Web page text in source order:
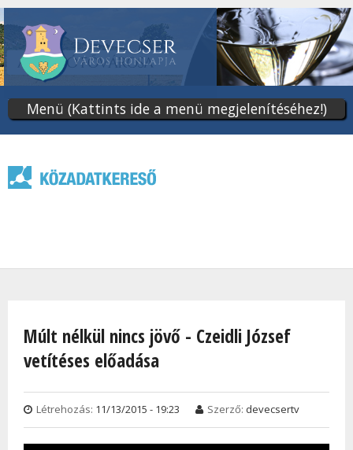
tartalomra
Menü (Kattints ide a menü megjelenítéséhez!)
Múlt nélkül nincs jövő - Czeidli József
vetítéses előadása
Létrehozás: 11/13/2015 - 19:23 Szerző: devecsertv